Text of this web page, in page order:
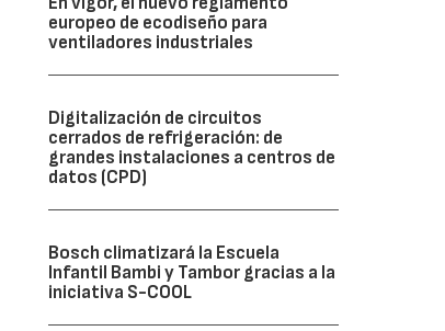
europeo de ecodiseño para
ventiladores industriales
Digitalización de circuitos
cerrados de refrigeración: de
grandes instalaciones a centros de
datos (CPD)
Bosch climatizará la Escuela
Infantil Bambi y Tambor gracias a la
iniciativa S-COOL